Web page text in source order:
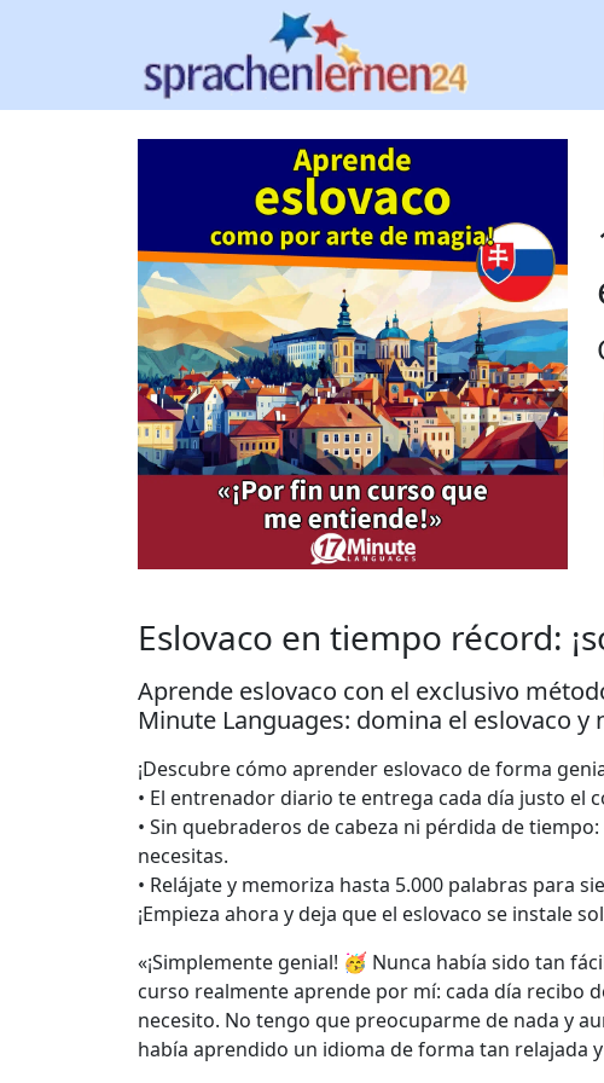
Eslovaco en tiempo récord:
Aprende eslovaco con el exclusivo
Minute Languages: domina el eslovaco y
¡Descubre cómo aprender eslovaco de forma
• El entrenador diario te entrega cada día justo el
• Sin quebraderos de cabeza ni pérdida de
necesitas.
• Relájate y memoriza hasta 5.000 palabras para
¡Empieza ahora y deja que el eslovaco se instale
«¡Simplemente genial! 🥳 Nunca había sido tan
curso realmente aprende por mí: cada día recibo
necesito. No tengo que preocuparme de nada y
había aprendido un idioma de forma tan relajada